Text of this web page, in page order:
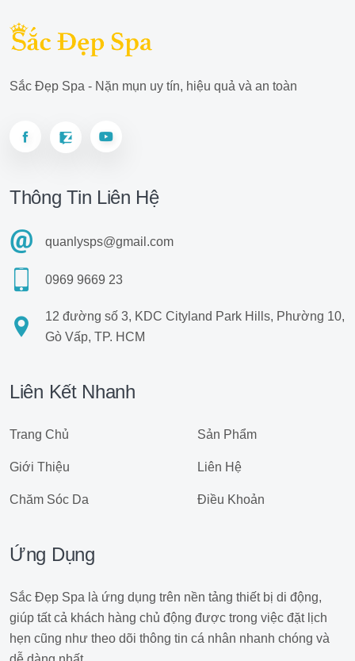
Sắc Đẹp Spa - Nặn mụn uy tín, hiệu quả và an toàn
Thông Tin Liên Hệ
quanlysps@gmail.com
0969 9669 23
12 đường số 3, KDC Cityland Park Hills, Phường 10,
Gò Vấp, TP. HCM
Liên Kết Nhanh
Trang Chủ
Giới Thiệu
Chăm Sóc Da
Sản Phẩm
Liên Hệ
Điều Khoản
Ứng Dụng
Sắc Đẹp Spa là ứng dụng trên nền tảng thiết bị di động,
giúp tất cả khách hàng chủ động được trong việc đặt lịch
hẹn cũng như theo dõi thông tin cá nhân nhanh chóng và